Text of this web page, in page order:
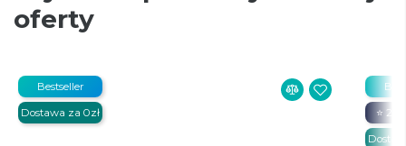
oferty
Bestseller
Dostawa za 0zł ⭐